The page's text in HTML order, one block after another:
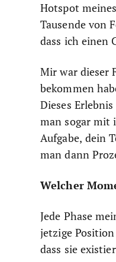
Hotspot
Tausende von
dass ich einen
Mir war dieser
bekommen
Dieses
man sogar mit
Aufgabe, dein
man dann
Welcher
Jede Phase
jetzige
dass sie